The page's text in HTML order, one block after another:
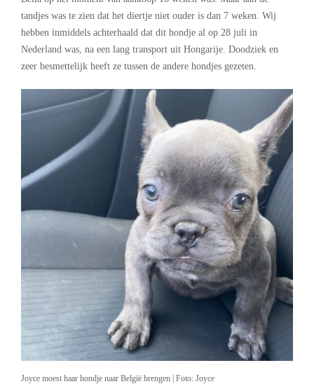
tandjes was te zien dat het diertje niet ouder is dan 7 weken. Wij
hebben inmiddels achterhaald dat dit hondje al op 28 juli in
Nederland was, na een lang transport uit Hongarije. Doodziek en
zeer besmettelijk heeft ze tussen de andere hondjes gezeten.
Joyce moest haar hondje naar België brengen | Foto: Joyce